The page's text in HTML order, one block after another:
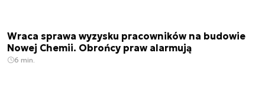
Wraca sprawa wyzysku pracowników na budowie
Nowej Chemii. Obrońcy praw alarmują
6 min.